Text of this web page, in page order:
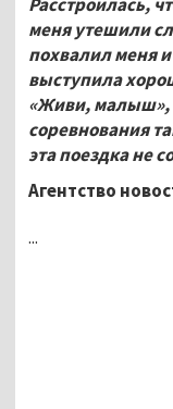
меня утешили
похвалил меня и
выступила
«Живи, малыш»,
соревнования
эта поездка не
Агентство
...